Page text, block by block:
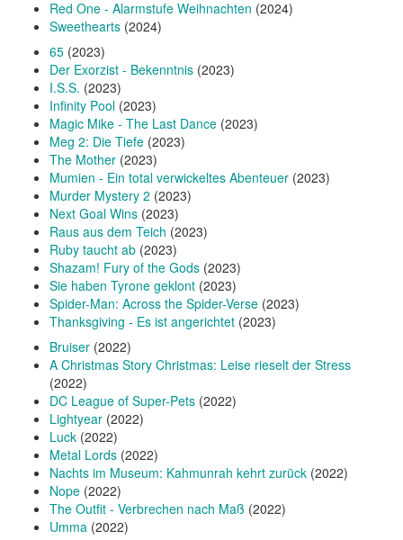
Red One - Alarmstufe Weihnachten (2024)
Sweethearts (2024)
65 (2023)
Der Exorzist - Bekenntnis (2023)
I.S.S. (2023)
Infinity Pool (2023)
Magic Mike - The Last Dance (2023)
Meg 2: Die Tiefe (2023)
The Mother (2023)
Mumien - Ein total verwickeltes Abenteuer (2023)
Murder Mystery 2 (2023)
Next Goal Wins (2023)
Raus aus dem Teich (2023)
Ruby taucht ab (2023)
Shazam! Fury of the Gods (2023)
Sie haben Tyrone geklont (2023)
Spider-Man: Across the Spider-Verse (2023)
Thanksgiving - Es ist angerichtet (2023)
Bruiser (2022)
A Christmas Story Christmas: Leise rieselt der Stress
(2022)
DC League of Super-Pets (2022)
Lightyear (2022)
Luck (2022)
Metal Lords (2022)
Nachts im Museum: Kahmunrah kehrt zurück (2022)
Nope (2022)
The Outfit - Verbrechen nach Maß (2022)
Umma (2022)